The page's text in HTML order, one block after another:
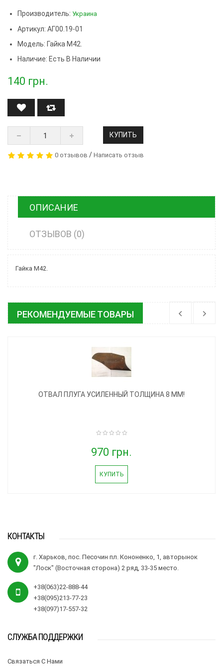
Производитель: Украина
Артикул: АГ00.19-01
Модель: Гайка М42.
Наличие: Есть В Наличии
140 грн.
КУПИТЬ
0 отзывов / Написать отзыв
ОПИСАНИЕ
ОТЗЫВОВ (0)
Гайка М42.
РЕКОМЕНДУЕМЫЕ ТОВАРЫ
ОТВАЛ ПЛУГА УСИЛЕННЫЙ ТОЛЩИНА 8 ММ!
970 грн.
КУПИТЬ
КОНТАКТЫ
г. Харьков, пос. Песочин пл. Кононенко, 1, авторынок
"Лоск" (Восточная сторона) 2 ряд, 33-35 место.
+38(063)22-888-44
+38(095)213-77-23
+38(097)17-557-32
СЛУЖБА ПОДДЕРЖКИ
Связаться С Нами